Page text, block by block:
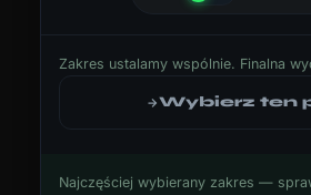
Zakres ustalamy wspólnie. Finalna
Wybierz ten
Najczęściej wybierany zakres —